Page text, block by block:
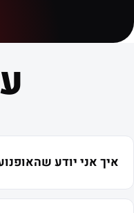
איך אני יודע